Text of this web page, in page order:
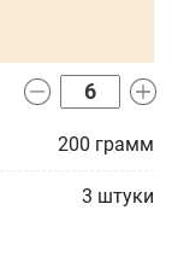
200 грамм
3 штуки